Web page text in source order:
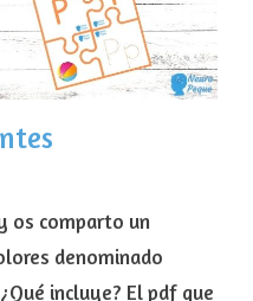
os comparto un
denominado
incluye? El pdf que